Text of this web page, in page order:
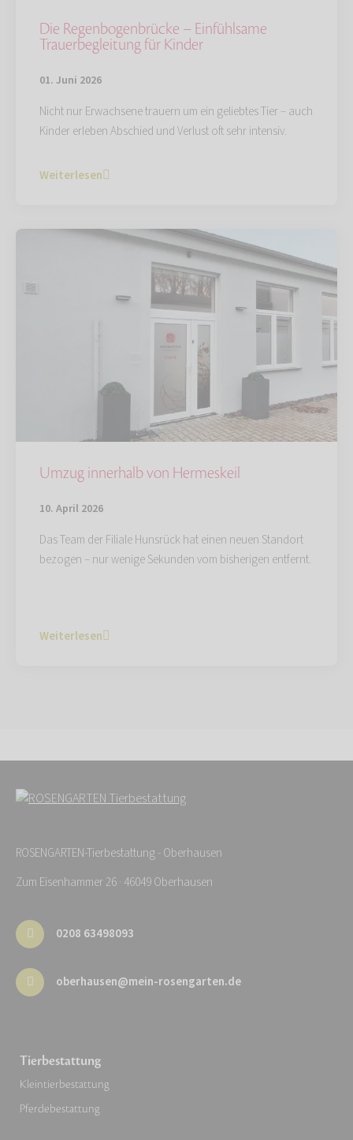
Die Regenbogenbrücke – Einfühlsame
Trauerbegleitung für Kinder
01. Juni 2026
Nicht nur Erwachsene trauern um ein geliebtes Tier – auch
Kinder erleben Abschied und Verlust oft sehr intensiv.
Weiterlesen
Umzug innerhalb von Hermeskeil
10. April 2026
Das Team der Filiale Hunsrück hat einen neuen Standort
bezogen – nur wenige Sekunden vom bisherigen entfernt.
Weiterlesen
ROSENGARTEN-Tierbestattung - Oberhausen
Zum Eisenhammer 26 · 46049 Oberhausen
0208 63498093
oberhausen@mein-rosengarten.de
Tierbestattung
Kleintierbestattung
Pferdebestattung